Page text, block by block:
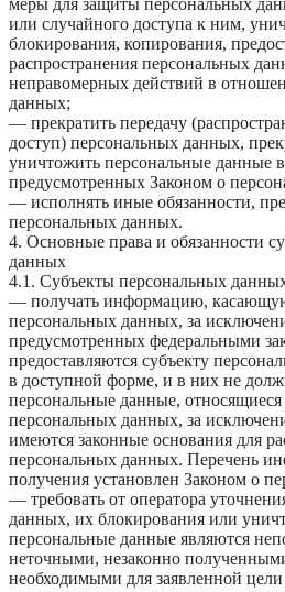
меры для защиты персональных
или случайного доступа к ним,
блокирования, копирования,
распространения персональных
неправомерных действий в
данных;
— прекратить передачу
доступ) персональных данных,
уничтожить персональные данные
предусмотренных Законом о
— исполнять иные обязанности,
персональных данных.
4. Основные права и обязанности
данных
4.1. Субъекты персональных
— получать информацию,
персональных данных, за
предусмотренных федеральными
предоставляются субъекту
в доступной форме, и в них не
персональные данные,
персональных данных, за
имеются законные основания для
персональных данных. Перечень
получения установлен Законом о
— требовать от оператора
данных, их блокирования или
персональные данные являются
неточными, незаконно
необходимыми для заявленной